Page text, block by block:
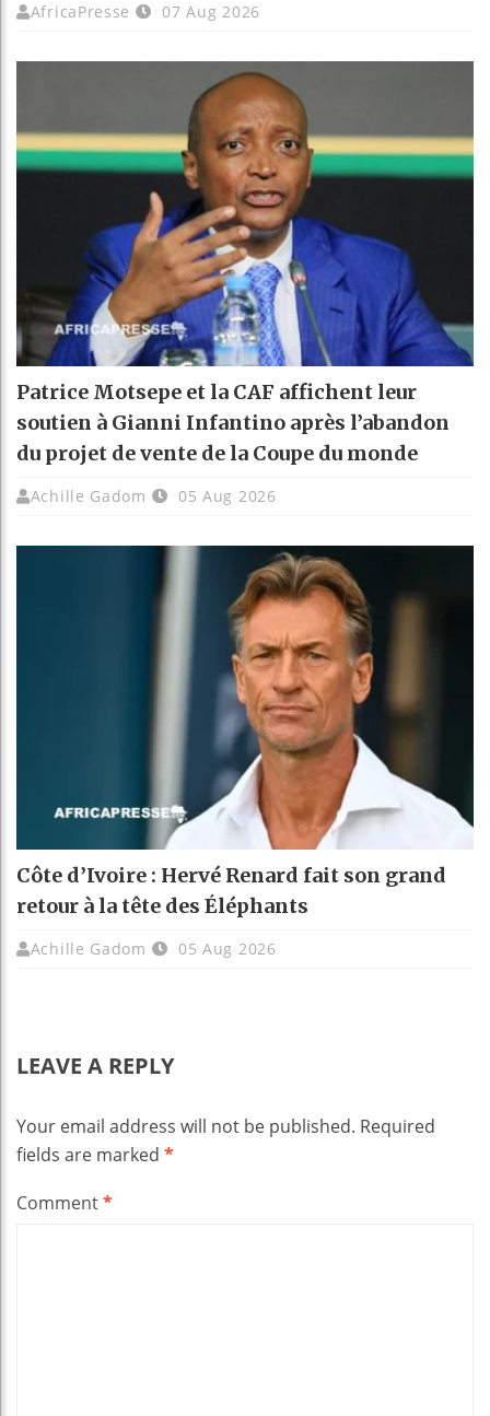
AfricaPresse 07 Aug 2026
Patrice Motsepe et la CAF affichent leur
soutien à Gianni Infantino après l’abandon
du projet de vente de la Coupe du monde
Achille Gadom 05 Aug 2026
Côte d’Ivoire : Hervé Renard fait son grand
retour à la tête des Éléphants
Achille Gadom 05 Aug 2026
LEAVE A REPLY
Your email address will not be published. Required
fields are marked *
Comment*